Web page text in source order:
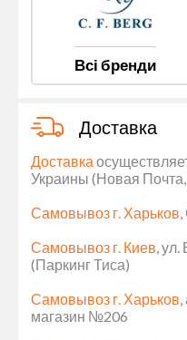
Всі бренди
Доставка
Доставка
Украины (Новая
Самовывоз г. Харьков
Самовывоз г. Киев,
(Паркинг Тиса)
Самовывоз г. Харьков
магазин №206